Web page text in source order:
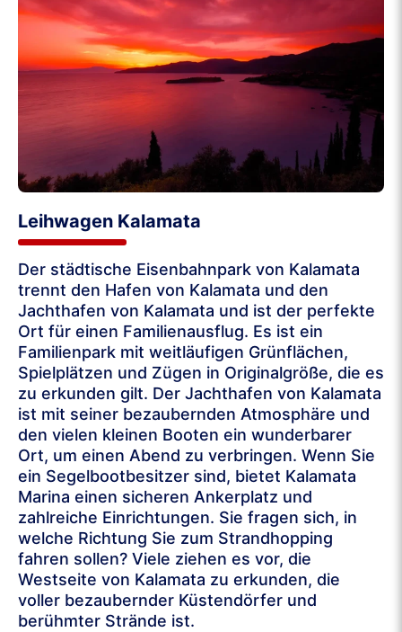
Leihwagen Kalamata
Der städtische Eisenbahnpark von Kalamata
trennt den Hafen von Kalamata und den
Jachthafen von Kalamata und ist der perfekte
Ort für einen Familienausflug. Es ist ein
Familienpark mit weitläufigen Grünflächen,
Spielplätzen und Zügen in Originalgröße, die es
zu erkunden gilt. Der Jachthafen von Kalamata
ist mit seiner bezaubernden Atmosphäre und
den vielen kleinen Booten ein wunderbarer
Ort, um einen Abend zu verbringen. Wenn Sie
ein Segelbootbesitzer sind, bietet Kalamata
Marina einen sicheren Ankerplatz und
zahlreiche Einrichtungen. Sie fragen sich, in
welche Richtung Sie zum Strandhopping
fahren sollen? Viele ziehen es vor, die
Westseite von Kalamata zu erkunden, die
voller bezaubernder Küstendörfer und
berühmter Strände ist.